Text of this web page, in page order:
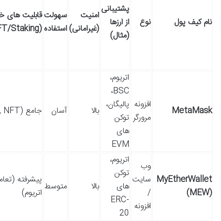
نام کیف پول نوع
پشتیبانی
از ارزها
(مثال)
امنیت
(غیرامانی)
سهولت
استفاده
قابلیت
(DeFi/NFT/Staking)
MetaMask
افزونه
مرورگر
اتریوم،
BSC،
پالیگان،
توکن
های
EVM
بالا آسان جامع (DeFi, NFT)
MyEtherWallet
(MEW)
وب
سایت
/
افزونه
اتریوم،
توکن
های
ERC-
20
بالا متوسط
پیشرفته
اتریوم)